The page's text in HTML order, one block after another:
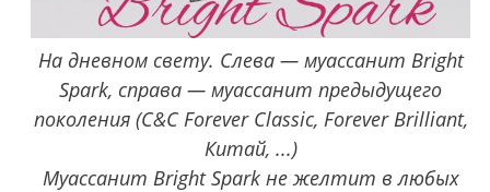
На дневном свету. Слева — муассанит Bright
Spark, справа — муассанит предыдущего
поколения (C&C Forever Classic, Forever Brilliant,
Китай, ...)
Муассанит Bright Spark не желтит в любых